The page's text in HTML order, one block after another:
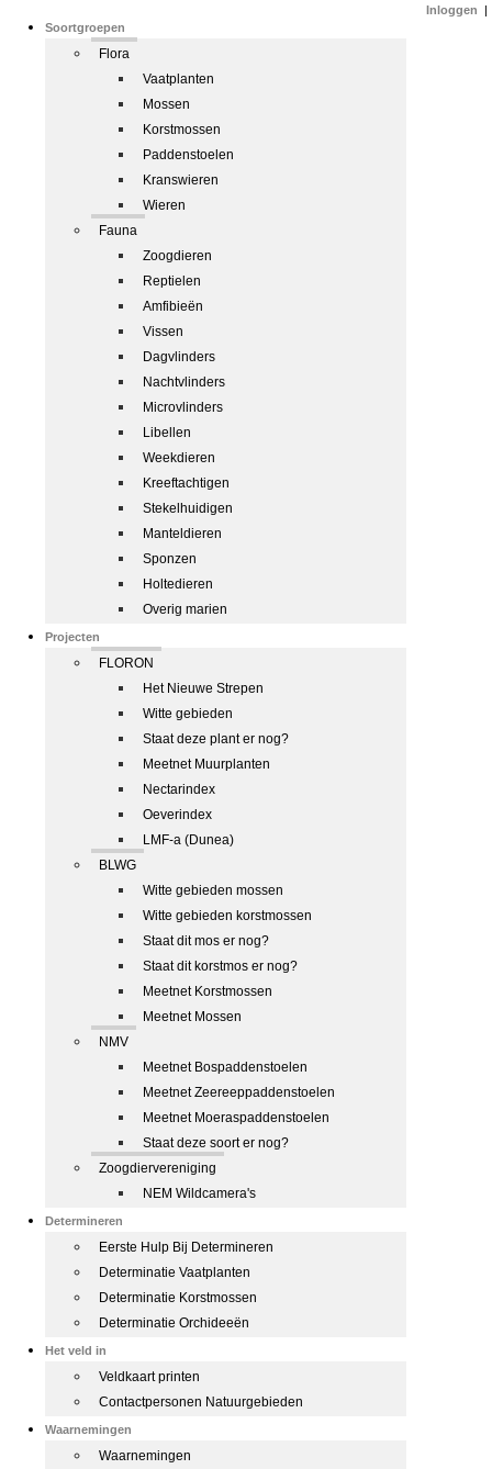
Soortgroepen
Flora
Vaatplanten
Mossen
Korstmossen
Paddenstoelen
Kranswieren
Wieren
Fauna
Zoogdieren
Reptielen
Amfibieën
Vissen
Dagvlinders
Nachtvlinders
Microvlinders
Libellen
Weekdieren
Kreeftachtigen
Stekelhuidigen
Manteldieren
Sponzen
Holtedieren
Overig marien
Projecten
FLORON
Het Nieuwe Strepen
Witte gebieden
Staat deze plant er nog?
Meetnet Muurplanten
Nectarindex
Oeverindex
LMF-a (Dunea)
BLWG
Witte gebieden mossen
Witte gebieden korstmossen
Staat dit mos er nog?
Staat dit korstmos er nog?
Meetnet Korstmossen
Meetnet Mossen
NMV
Meetnet Bospaddenstoelen
Meetnet Zeereeppaddenstoelen
Meetnet Moeraspaddenstoelen
Staat deze soort er nog?
Zoogdiervereniging
NEM Wildcamera's
Determineren
Eerste Hulp Bij Determineren
Determinatie Vaatplanten
Determinatie Korstmossen
Determinatie Orchideeën
Het veld in
Veldkaart printen
Contactpersonen Natuurgebieden
Waarnemingen
Waarnemingen
Inloggen |